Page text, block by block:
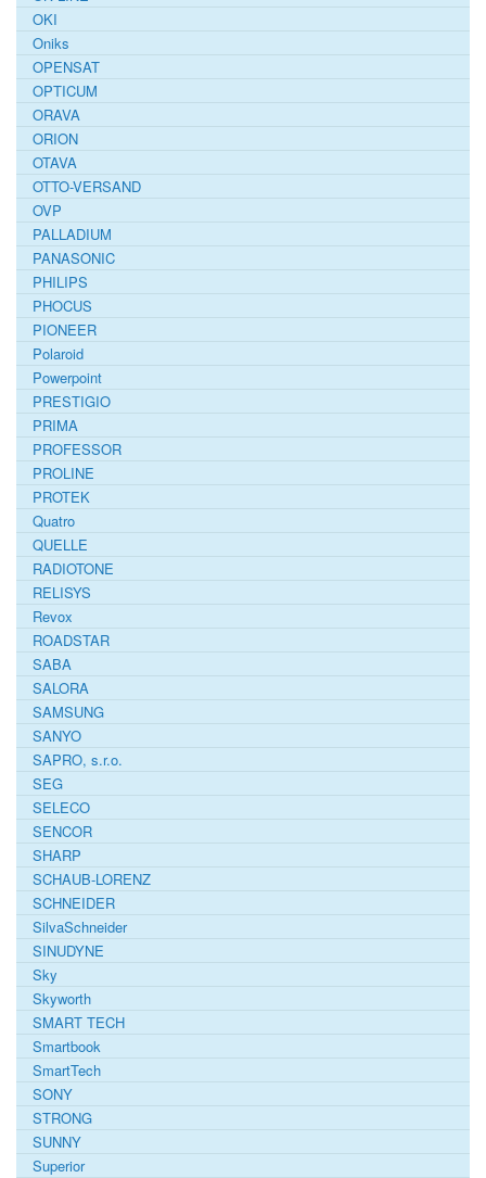
OKI
Oniks
OPENSAT
OPTICUM
ORAVA
ORION
OTAVA
OTTO-VERSAND
OVP
PALLADIUM
PANASONIC
PHILIPS
PHOCUS
PIONEER
Polaroid
Powerpoint
PRESTIGIO
PRIMA
PROFESSOR
PROLINE
PROTEK
Quatro
QUELLE
RADIOTONE
RELISYS
Revox
ROADSTAR
SABA
SALORA
SAMSUNG
SANYO
SAPRO, s.r.o.
SEG
SELECO
SENCOR
SHARP
SCHAUB-LORENZ
SCHNEIDER
SilvaSchneider
SINUDYNE
Sky
Skyworth
SMART TECH
Smartbook
SmartTech
SONY
STRONG
SUNNY
Superior